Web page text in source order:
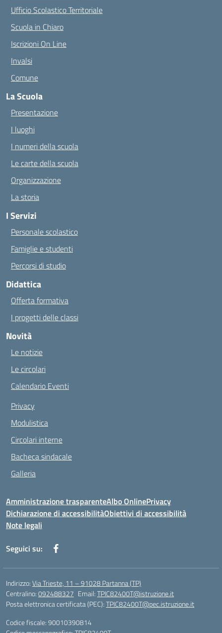
Ufficio Scolastico Territoriale
Scuola in Chiaro
Iscrizioni On Line
Invalsi
Comune
La Scuola
Presentazione
I luoghi
I numeri della scuola
Le carte della scuola
Organizzazione
La storia
I Servizi
Personale scolastico
Famiglie e studenti
Percorsi di studio
Didattica
Offerta formativa
I progetti delle classi
Novità
Le notizie
Le circolari
Calendario Eventi
Privacy
Modulistica
Circolari interne
Bacheca sindacale
Galleria
Amministrazione trasparenteAlbo OnlinePrivacy
Dichiarazione di accessibilitàObiettivi di accessibilità
Note legali
Seguici su:
Indirizzo:Via Trieste, 11 – 91028 Partanna (TP)
Centralino:092488327 Email:TPIC82400T@istruzione.it
Posta elettronica certificata (PEC):TPIC82400T@pec.istruzione.it
Codice fiscale: 90010390814